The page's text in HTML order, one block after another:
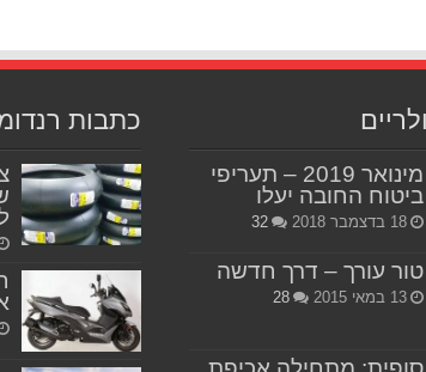
מינואר 2019 – תעריפי
ביטוח החובה יעלו
18 בדצמבר 2018 32
טור עורך – דרך חדשה
13 במאי 2015 28
כתבות